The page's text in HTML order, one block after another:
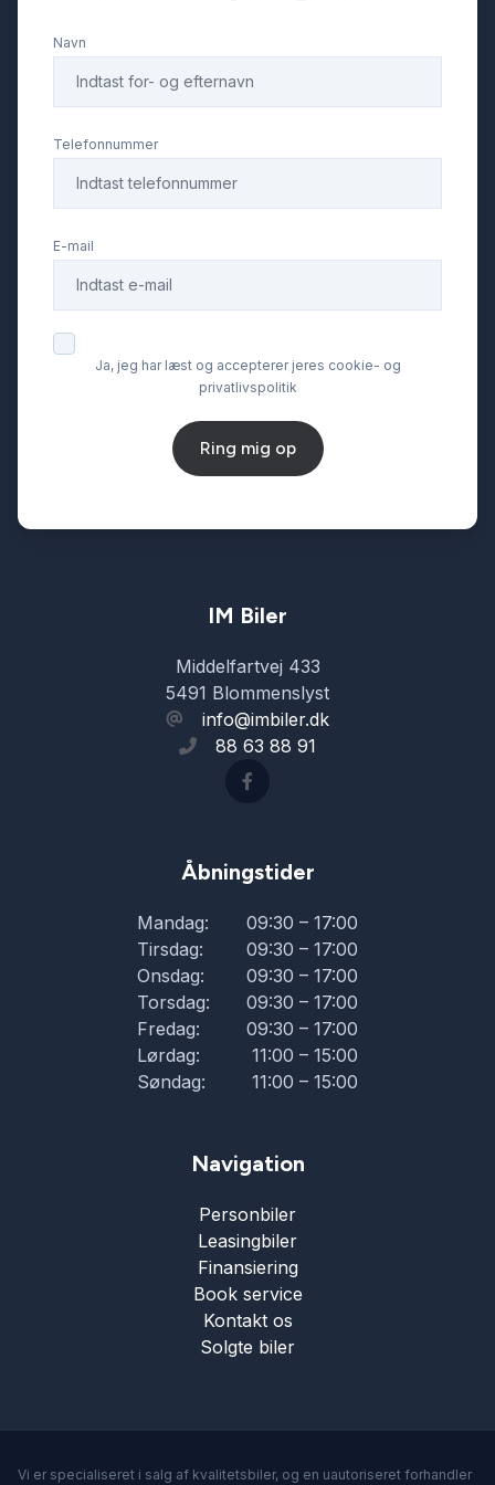
multifunktionsrat
mørktonede ruder bag
navigation
parkeringssensor (bag)
parkeringssensor (for)
Navn
Telefonnummer
E-mail
Ja, jeg har læst og accepterer jeres cookie- og
privatlivspolitik
Ring mig op
IM Biler
Middelfartvej 433
5491 Blommenslyst
info@imbiler.dk
88 63 88 91
Åbningstider
Mandag:
09:30 – 17:00
Tirsdag:
09:30 – 17:00
Onsdag:
09:30 – 17:00
Torsdag:
09:30 – 17:00
Fredag:
09:30 – 17:00
Lørdag:
11:00 – 15:00
Søndag:
11:00 – 15:00
Navigation
Personbiler
Leasingbiler
Finansiering
Book service
Kontakt os
Solgte biler
Vi er specialiseret i salg af kvalitetsbiler, og en uautoriseret forhandler